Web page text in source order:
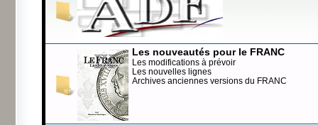
Les nouveautés pour le FRANC
Les modifications à prévoir
Les nouvelles lignes
Archives anciennes versions du FRANC